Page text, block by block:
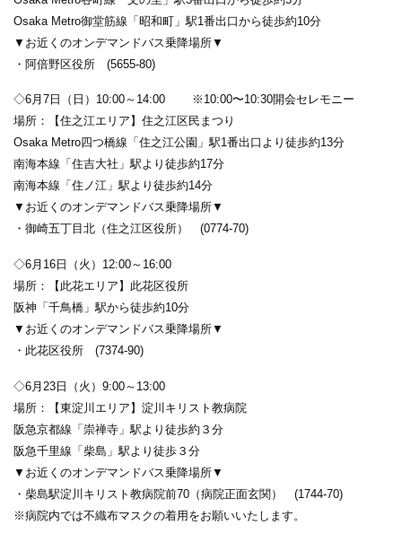
Osaka Metro御堂筋線「昭和町」駅1番出口から徒歩約10分
▼お近くのオンデマンドバス乗降場所▼
・阿倍野区役所 (5655-80)
◇6月7日（日）10:00～14:00 ※10:00〜10:30開会セレモニー
場所：【住之江エリア】住之江区民まつり
Osaka Metro四つ橋線「住之江公園」駅1番出口より徒歩約13分
南海本線「住吉大社」駅より徒歩約17分
南海本線「住ノ江」駅より徒歩約14分
▼お近くのオンデマンドバス乗降場所▼
・御崎五丁目北（住之江区役所） (0774-70)
◇6月16日（火）12:00～16:00
場所：【此花エリア】此花区役所
阪神「千鳥橋」駅から徒歩約10分
▼お近くのオンデマンドバス乗降場所▼
・此花区役所 (7374-90)
◇6月23日（火）9:00～13:00
場所：【東淀川エリア】淀川キリスト教病院
阪急京都線「崇禅寺」駅より徒歩約３分
阪急千里線「柴島」駅より徒歩３分
▼お近くのオンデマンドバス乗降場所▼
・柴島駅淀川キリスト教病院前70（病院正面玄関） (1744-70)
※病院内では不織布マスクの着用をお願いいたします。